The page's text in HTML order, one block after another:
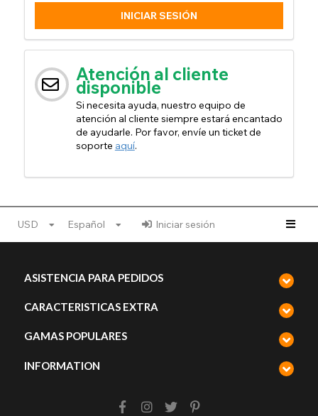
INICIAR SESIÓN
Atención al cliente
disponible
Si necesita ayuda, nuestro equipo de
atención al cliente siempre estará encantado
de ayudarle. Por favor, envíe un ticket de
soporte aquí.
USD Español Iniciar sesión
ASISTENCIA PARA PEDIDOS
CARACTERISTICAS EXTRA
GAMAS POPULARES
INFORMATION